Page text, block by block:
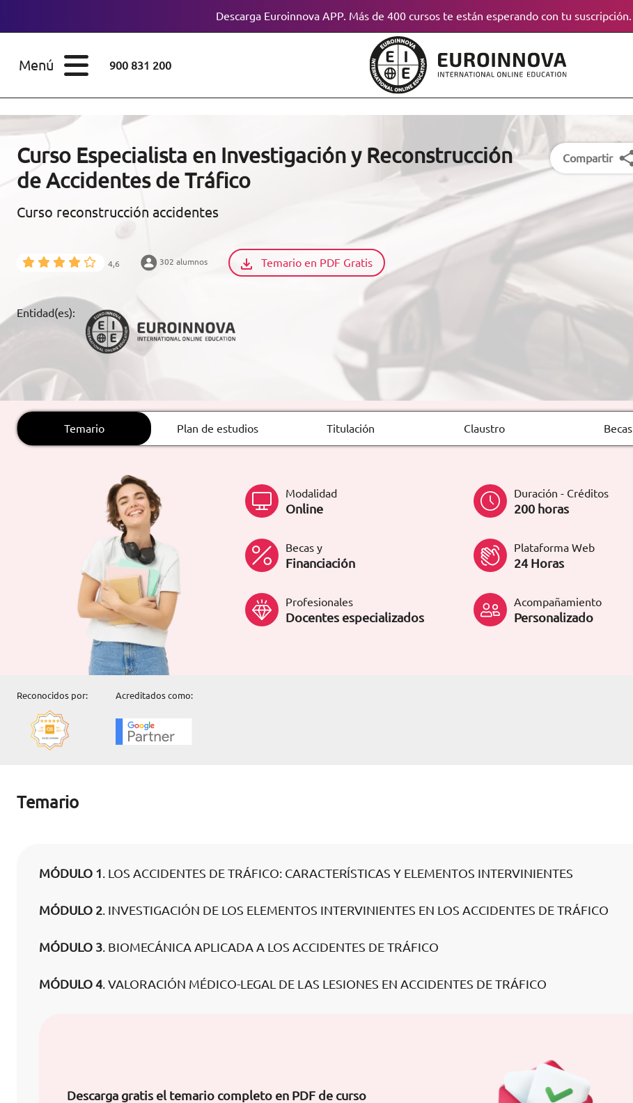
Descarga Euroinnova APP. Más de 400 cursos te están esperando con tu suscripción.
Menú 900 831 200
ESTUDIOS
CONOCE EUROINNOVA
BECAS Y
ORIENTACIÓN
CONTACTO ES
formacion@euroinnova.com
TRABAJA CON NOSOTROS
ESTUDIOS
Doctorados
Maestría
Diplomados
Certificados de
Profesionalidad
Curso Especialista en Investigación y Reconstrucción
de Accidentes de Tráfico
Curso reconstrucción accidentes
4,6 302 alumnos Temario en PDF Gratis
Entidad(es):
Compartir
Temario Plan de estudios Titulación Claustro Becas
Modalidad
Online
Duración - Créditos
200 horas
Becas y
Financiación
Plataforma Web
24 Horas
Profesionales
Docentes especializados
Acompañamiento
Personalizado
Reconocidos por: Acreditados como:
Temario
MÓDULO 1. LOS ACCIDENTES DE TRÁFICO: CARACTERÍSTICAS Y ELEMENTOS INTERVINIENTES
MÓDULO 2. INVESTIGACIÓN DE LOS ELEMENTOS INTERVINIENTES EN LOS ACCIDENTES DE TRÁFICO
MÓDULO 3. BIOMECÁNICA APLICADA A LOS ACCIDENTES DE TRÁFICO
MÓDULO 4. VALORACIÓN MÉDICO-LEGAL DE LAS LESIONES EN ACCIDENTES DE TRÁFICO
Descarga gratis el temario completo en PDF de curso